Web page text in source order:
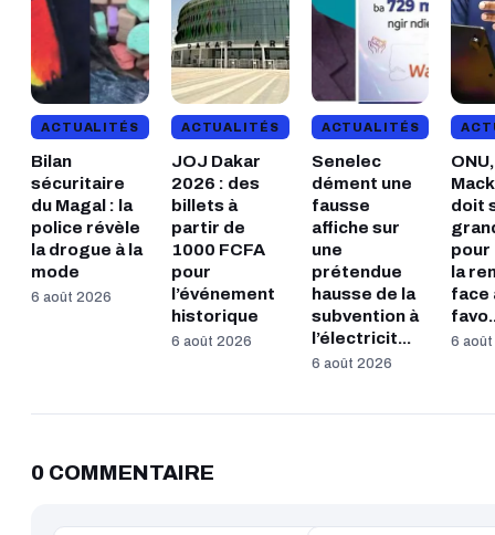
ACTUALITÉS
Bilan
sécuritaire
du Magal : la
police révèle
la drogue à la
mode
6 août 2026
ACTUALITÉS
JOJ Dakar
2026 : des
billets à
partir de
1000 FCFA
pour
l’événement
historique
6 août 2026
ACTUALITÉS
Senelec
dément une
fausse
affiche sur
une
prétendue
hausse de la
subvention à
l’électricit...
6 août 2026
doit
pour
la
face
6
0 COMMENTAIRE